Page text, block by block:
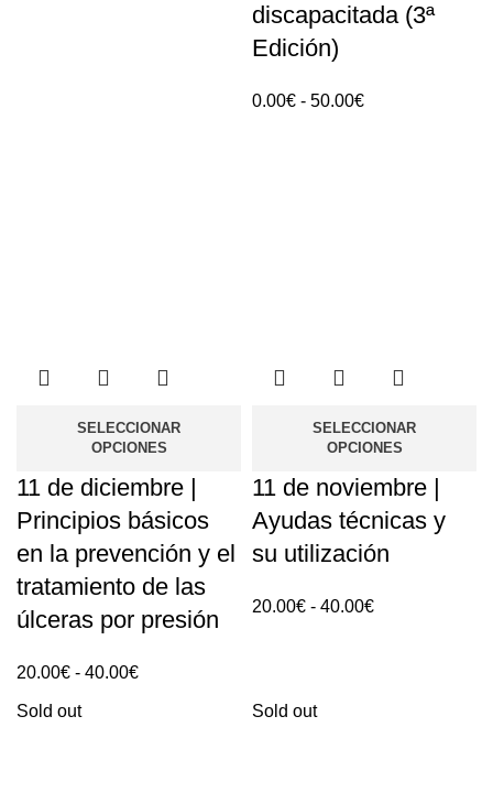
discapacitada (3ª
Edición)
0.00€ - 50.00€Rango
SELECCIONAR
OPCIONES
11 de diciembre |
Principios básicos
en la prevención y el
tratamiento de las
úlceras por presión
20.00€ - 40.00€Rango
SELECCIONAR
OPCIONES
11 de noviembre |
Ayudas técnicas y
su utilización
20.00€ - 40.00€Rango
Sold out Sold out